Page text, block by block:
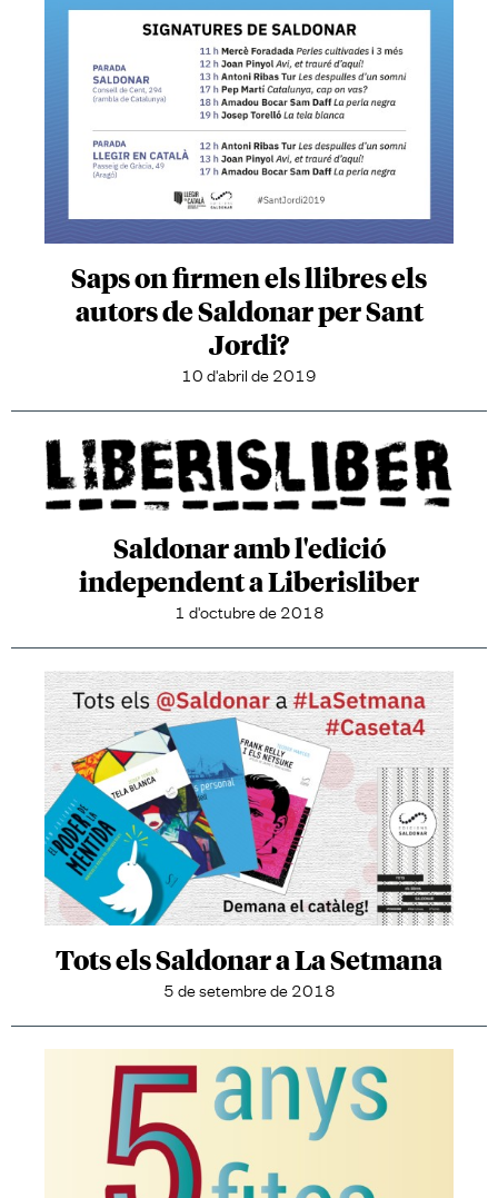
Saps on firmen els llibres els
autors de Saldonar per Sant
Jordi?
10 d'abril de 2019
Saldonar amb l'edició
independent a Liberisliber
1 d'octubre de 2018
Tots els Saldonar a La Setmana
5 de setembre de 2018